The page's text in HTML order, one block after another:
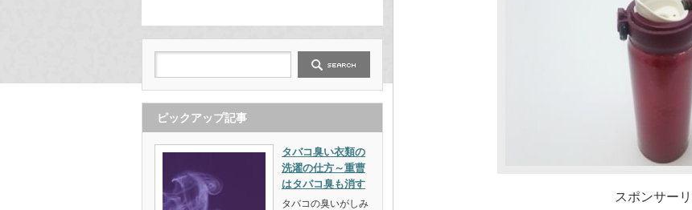
スポンサー
ピックアップ記事
タバコ臭い衣類の
洗濯の仕方～重曹
はタバコ臭も消す
タバコの臭いがしみ